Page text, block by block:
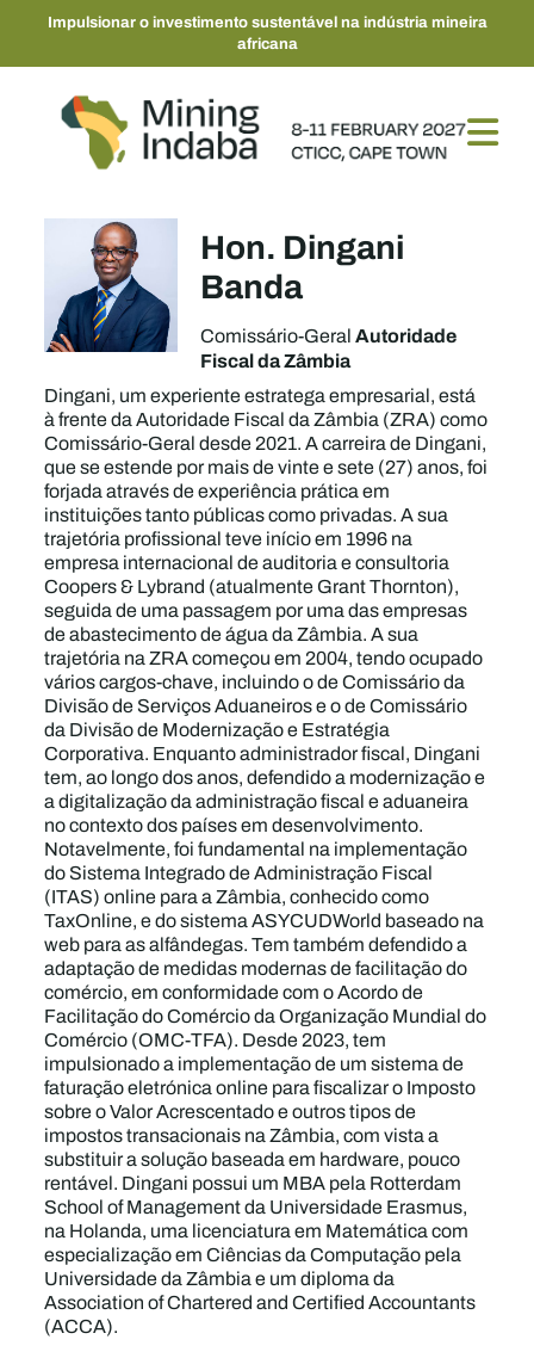
Impulsionar o investimento sustentável na indústria mineira
africana
Hon. Dingani
Banda
Comissário-GeralAutoridade
Fiscal da Zâmbia
Dingani, um experiente estratega empresarial, está
à frente da Autoridade Fiscal da Zâmbia (ZRA) como
Comissário-Geral desde 2021. A carreira de Dingani,
que se estende por mais de vinte e sete (27) anos, foi
forjada através de experiência prática em
instituições tanto públicas como privadas. A sua
trajetória profissional teve início em 1996 na
empresa internacional de auditoria e consultoria
Coopers & Lybrand (atualmente Grant Thornton),
seguida de uma passagem por uma das empresas
de abastecimento de água da Zâmbia. A sua
trajetória na ZRA começou em 2004, tendo ocupado
vários cargos-chave, incluindo o de Comissário da
Divisão de Serviços Aduaneiros e o de Comissário
da Divisão de Modernização e Estratégia
Corporativa. Enquanto administrador fiscal, Dingani
tem, ao longo dos anos, defendido a modernização e
a digitalização da administração fiscal e aduaneira
no contexto dos países em desenvolvimento.
Notavelmente, foi fundamental na implementação
do Sistema Integrado de Administração Fiscal
(ITAS) online para a Zâmbia, conhecido como
TaxOnline, e do sistema ASYCUDWorld baseado na
web para as alfândegas. Tem também defendido a
adaptação de medidas modernas de facilitação do
comércio, em conformidade com o Acordo de
Facilitação do Comércio da Organização Mundial do
Comércio (OMC-TFA). Desde 2023, tem
impulsionado a implementação de um sistema de
faturação eletrónica online para fiscalizar o Imposto
sobre o Valor Acrescentado e outros tipos de
impostos transacionais na Zâmbia, com vista a
substituir a solução baseada em hardware, pouco
rentável. Dingani possui um MBA pela Rotterdam
School of Management da Universidade Erasmus,
na Holanda, uma licenciatura em Matemática com
especialização em Ciências da Computação pela
Universidade da Zâmbia e um diploma da
Association of Chartered and Certified Accountants
(ACCA).